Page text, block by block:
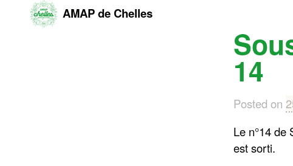
AMAP de Chelles
14
Posted on
Le n°14
est sorti.